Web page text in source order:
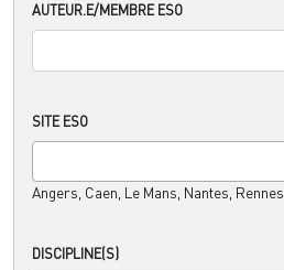
AUTEUR.E/MEMBRE ESO
SITE ESO
Angers, Caen, Le Mans, Nantes, Rennes
DISCIPLINE(S)